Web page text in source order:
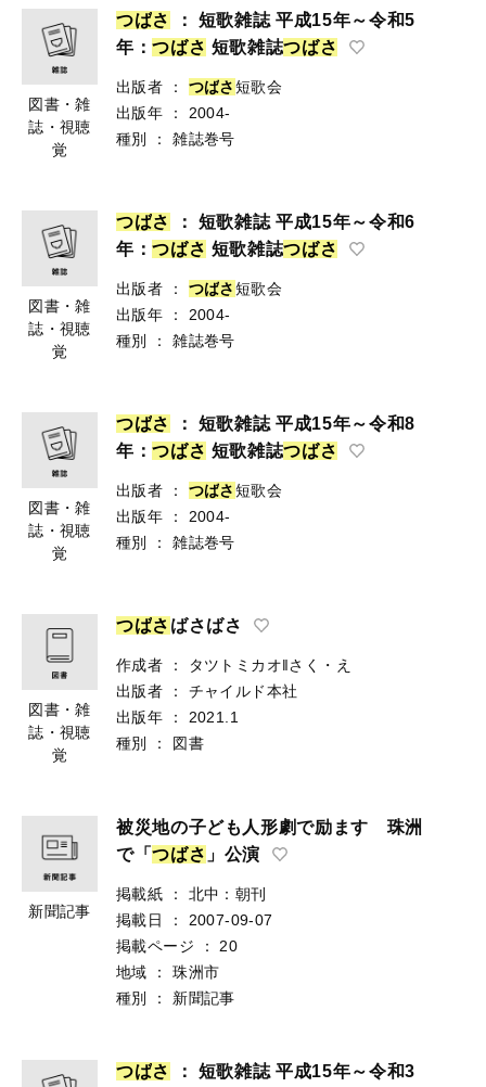
図書・雑
誌・視聴
覚
つばさ
： 短歌雑誌 平成15年～令和5
年：つばさ 短歌雑誌つばさ
出版者 ： つばさ短歌会
出版年
：
2004-
種別
： 雑誌巻号
図書・雑
誌・視聴
覚
つばさ
： 短歌雑誌 平成15年～令和6
年：つばさ 短歌雑誌つばさ
出版者 ： つばさ短歌会
出版年
：
2004-
種別
： 雑誌巻号
図書・雑
誌・視聴
覚
つばさ
： 短歌雑誌 平成15年～令和8
年：つばさ 短歌雑誌つばさ
出版者 ： つばさ短歌会
出版年
：
2004-
種別
： 雑誌巻号
図書・雑
誌・視聴
覚
つばさ ばさばさ
作成者 ：
タツトミカオ‖さく・え
出版者
：
チャイルド本社
出版年
：
2021.1
種別
： 図書
新聞記事
被災地の子ども人形劇で励ます 珠洲
で「つばさ 」公演
掲載紙 ：
北中：朝刊
掲載日
：
2007-09-07
掲載ページ
：
20
地域
：
珠洲市
種別
： 新聞記事
つばさ
： 短歌雑誌 平成15年～令和3